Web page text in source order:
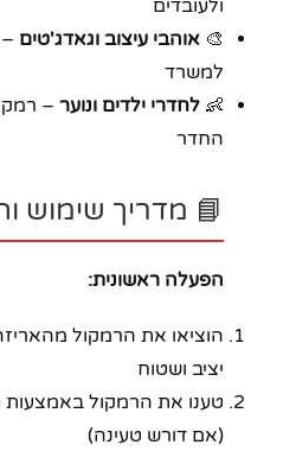
ולעובדים
🎨 אוהבי עיצוב וגאדג'טים –
למשרד
👶 לחדרי ילדים ונוער –
החדר
📘 מדריך שימוש
הפעלה ראשונית:
הוציאו את הרמקול
יציב ושטוח
(אם דורש טעינה)